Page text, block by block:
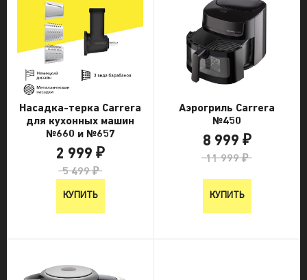
Насадка-терка Carrera
для кухонных машин
№660 и №657
2 999 ₽
5 499 ₽
КУПИТЬ
Аэрогриль Carrera
№450
8 999 ₽
11 999 ₽
КУПИТЬ